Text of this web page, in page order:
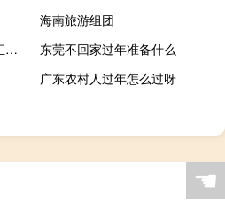
海南旅游组团
定期汇票到期日(关于定期汇票到期日简述)
东莞不回家过年准备什么
广东农村人过年怎么过呀
☚